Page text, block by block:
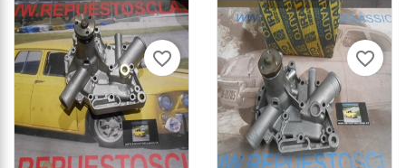
favorite_border favorite_border